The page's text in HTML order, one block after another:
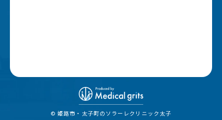
© 姫路市・太子町のソラーレクリニック太子